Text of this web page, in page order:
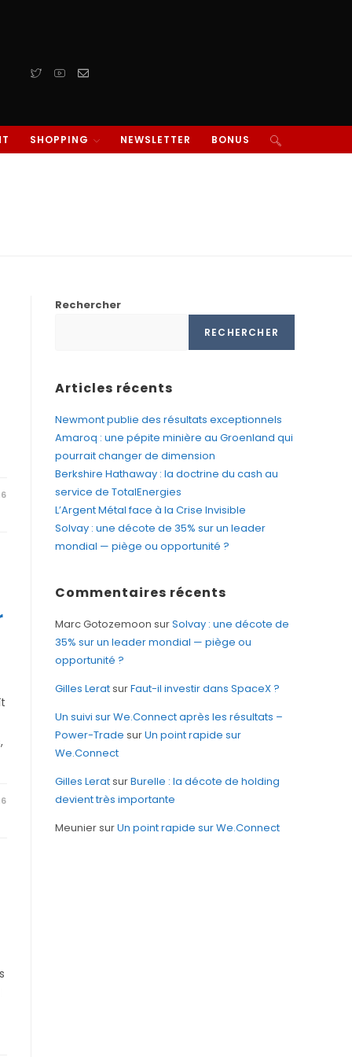
SHOPPING NEWSLETTER BONUS
Rechercher
RECHERCHER
Articles récents
Newmont publie des résultats exceptionnels
Amaroq : une pépite minière au Groenland qui
pourrait changer de dimension
Berkshire Hathaway : la doctrine du cash au
service de TotalEnergies
L’Argent Métal face à la Crise Invisible
Solvay : une décote de 35% sur un leader
mondial — piège ou opportunité ?
Commentaires récents
Marc Gotozemoon surSolvay : une décote de
35% sur un leader mondial — piège ou
opportunité ?
Gilles LeratsurFaut-il investir dans SpaceX ?
Un suivi sur We.Connect après les résultats –
Power-Trade surUn point rapide sur
We.Connect
Gilles LeratsurBurelle : la décote de holding
devient très importante
MeuniersurUn point rapide sur We.Connect